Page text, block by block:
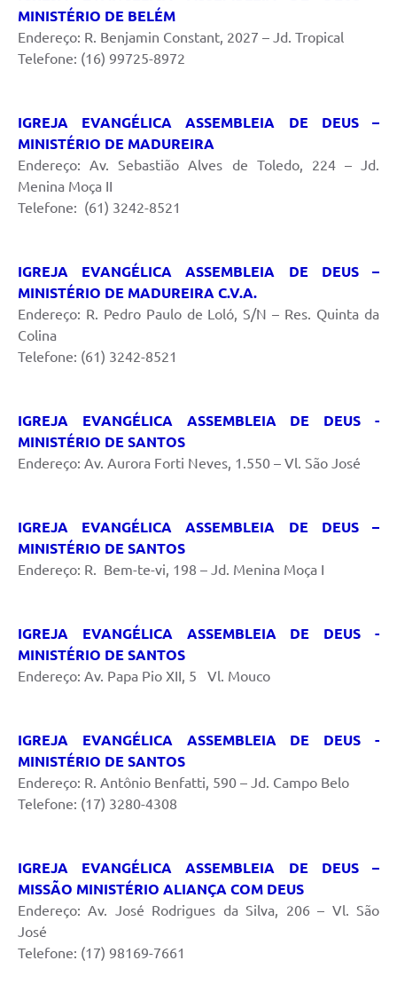
MINISTÉRIO DE BELÉM
Endereço: R. Benjamin Constant, 2027 – Jd. Tropical
Telefone: (16) 99725-8972
IGREJA EVANGÉLICA ASSEMBLEIA DE DEUS –
MINISTÉRIO DE MADUREIRA
Endereço: Av. Sebastião Alves de Toledo, 224 – Jd.
Menina Moça II
Telefone: (61) 3242-8521
IGREJA EVANGÉLICA ASSEMBLEIA DE DEUS –
MINISTÉRIO DE MADUREIRA C.V.A.
Endereço: R. Pedro Paulo de Loló, S/N – Res. Quinta da
Colina
Telefone: (61) 3242-8521
IGREJA EVANGÉLICA ASSEMBLEIA DE DEUS -
MINISTÉRIO DE SANTOS
Endereço: Av. Aurora Forti Neves, 1.550 – Vl. São José
IGREJA EVANGÉLICA ASSEMBLEIA DE DEUS –
MINISTÉRIO DE SANTOS
Endereço: R. Bem-te-vi, 198 – Jd. Menina Moça I
IGREJA EVANGÉLICA ASSEMBLEIA DE DEUS -
MINISTÉRIO DE SANTOS
Endereço: Av. Papa Pio XII, 5 Vl. Mouco
IGREJA EVANGÉLICA ASSEMBLEIA DE DEUS -
MINISTÉRIO DE SANTOS
Endereço: R. Antônio Benfatti, 590 – Jd. Campo Belo
Telefone: (17) 3280-4308
IGREJA EVANGÉLICA ASSEMBLEIA DE DEUS –
MISSÃO MINISTÉRIO ALIANÇA COM DEUS
Endereço: Av. José Rodrigues da Silva, 206 – Vl. São
José
Telefone: (17) 98169-7661